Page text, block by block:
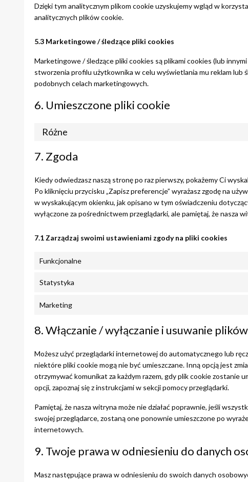
Dzięki tym analitycznym plikom cookie uzyskujemy wgląd w
analitycznych plików cookie.
5.3 Marketingowe / śledzące pliki cookies
Marketingowe / śledzące pliki cookies są plikami cookies (lub
stworzenia profilu użytkownika w celu wyświetlania mu reklam
podobnych celach marketingowych.
6. Umieszczone pliki cookie
Różne
7. Zgoda
Kiedy odwiedzasz naszą stronę po raz pierwszy, pokażemy Ci
Po kliknięciu przycisku „Zapisz preferencje” wyrażasz zgodę na
w wyskakującym okienku, jak opisano w tym oświadczeniu
wyłączone za pośrednictwem przeglądarki, ale pamiętaj, że nasza
7.1 Zarządzaj swoimi ustawieniami zgody na pliki cookies
Funkcjonalne
Statystyka
Marketing
8. Włączanie / wyłączanie i usuwanie
Możesz użyć przeglądarki internetowej do automatycznego lub
niektóre pliki cookie mogą nie być umieszczane. Inną opcją jest
otrzymywać komunikat za każdym razem, gdy plik cookie zostanie
opcji, zapoznaj się z instrukcjami w sekcji pomocy przeglądarki.
Pamiętaj, że nasza witryna może nie działać poprawnie, jeśli
swojej przeglądarce, zostaną one ponownie umieszczone po
internetowych.
9. Twoje prawa w odniesieniu do danych
Masz następujące prawa w odniesieniu do swoich danych